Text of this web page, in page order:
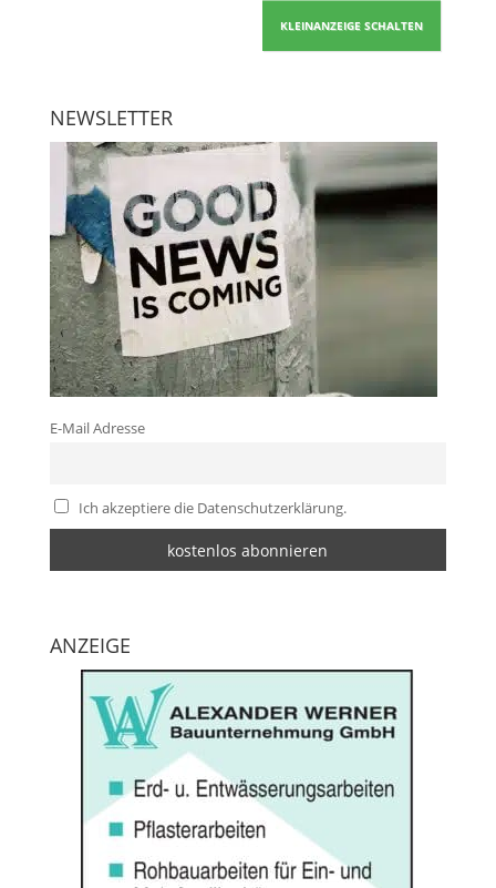
KLEINANZEIGE SCHALTEN
NEWSLETTER
E-Mail Adresse
Ich akzeptiere die Datenschutzerklärung.
ANZEIGE